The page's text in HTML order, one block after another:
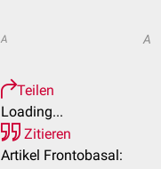
A A
Teilen
Loading...
Zitieren
Artikel Frontobasal: